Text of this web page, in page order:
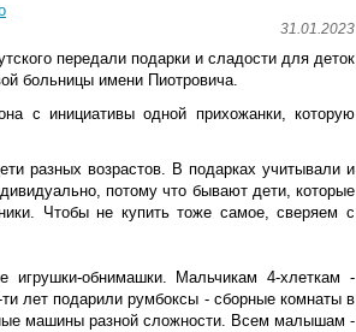
31.01.2023
передали подарки и сладости для деток
больницы имени Пиотровича.
с инициативы одной прихожанки, которую
разных возрастов. В подарках учитывали и
потому что бывают дети, которые
Чтобы не купить тоже самое, сверяем с
обнимашки. Мальчикам 4-хлеткам -
лет подарили румбоксы - сборные комнаты в
машины разной сложности. Всем малышам -